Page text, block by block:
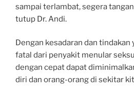
sampai terlambat, segera
tutup Dr. Andi.
Dengan kesadaran dan tindakan
fatal dari penyakit menular
dengan cepat dapat
diri dan orang-orang di sekitar